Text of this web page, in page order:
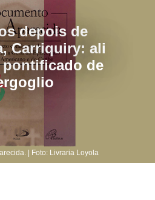
depois de
Carriquiry: ali
pontificado de
| Foto: Livraria Loyola